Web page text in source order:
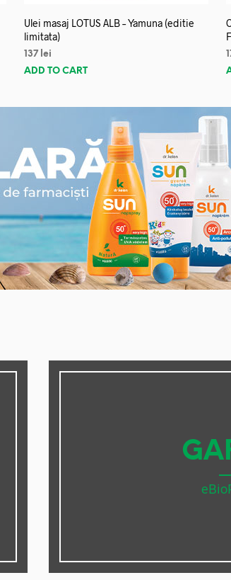
Ulei masaj LOTUS ALB – Yamuna (editie
limitata)
137 lei
ADD TO CART